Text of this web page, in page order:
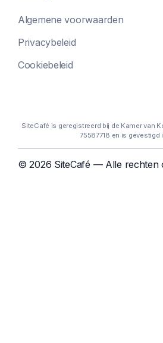
Algemene voorwaarden
Privacybeleid
Cookiebeleid
SiteCafé is geregistreerd bij de Kamer van
75587718 en is gevestigd
© 2026 SiteCafé — Alle rechten